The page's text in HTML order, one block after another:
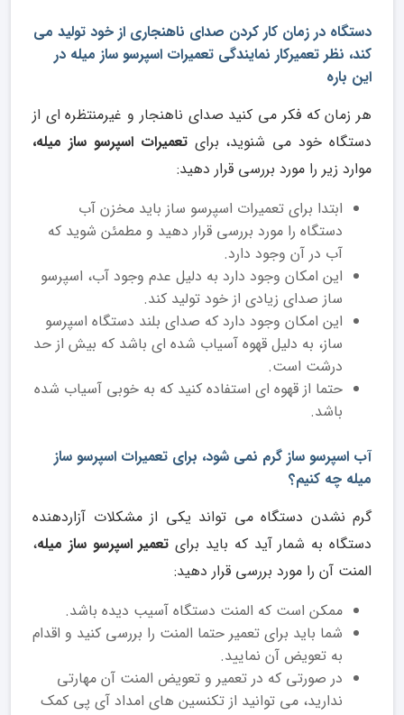
دستگاه در زمان کار کردن صدای ناهنجاری از خود تولید می
کند، نظر تعمیرکار نمایندگی تعمیرات اسپرسو ساز میله در
این باره
هر زمان که فکر می کنید صدای ناهنجار و غیرمنتظره ای از
دستگاه خود می شنوید، برایتعمیرات اسپرسو ساز میله،
موارد زیر را مورد بررسی قرار دهید:
ابتدا برای تعمیرات اسپرسو ساز باید مخزن آب
دستگاه را مورد بررسی قرار دهید و مطمئن شوید که
آب در آن وجود دارد.
این امکان وجود دارد به دلیل عدم وجود آب، اسپرسو
ساز صدای زیادی از خود تولید کند.
این امکان وجود دارد که صدای بلند دستگاه اسپرسو
ساز، به دلیل قهوه آسیاب شده ای باشد که بیش از حد
درشت است.
حتما از قهوه ای استفاده کنید که به خوبی آسیاب شده
باشد.
آب اسپرسو ساز گرم نمی شود، برای تعمیرات اسپرسو ساز
میله چه کنیم؟
گرم نشدن دستگاه می تواند یکی از مشکلات آزاردهنده
دستگاه به شمار آید که باید برای تعمیر اسپرسو ساز میله،
المنت آن را مورد بررسی قرار دهید:
ممکن است که المنت دستگاه آسیب دیده باشد.
شما باید برای تعمیر حتما المنت را بررسی کنید و اقدام
به تعویض آن نمایید.
در صورتی که در تعمیر و تعویض المنت آن مهارتی
ندارید، می توانید از تکنسین های امداد آی پی کمک